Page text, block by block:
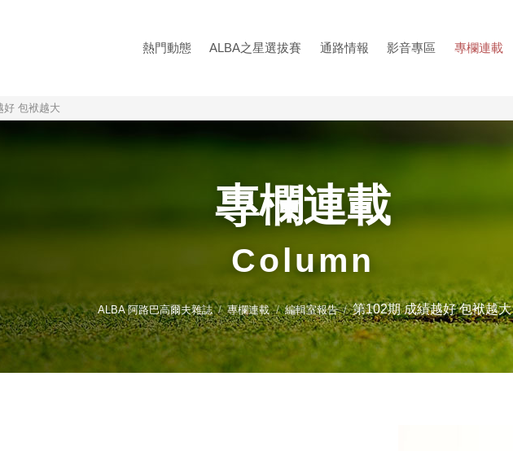
熱門動態 ALBA之星選拔賽 通路情報 影音專區 專欄連載
好 包袱越大
專欄連載
Column
ALBA 阿路巴高爾夫雜誌 專欄連載 編輯室報告 第102期 成績越好 包袱越大